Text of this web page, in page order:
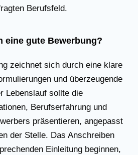
Berufsfeld.
eine gute Bewerbung?
zeichnet sich durch eine klare
und überzeugende
Lebenslauf sollte die
Berufserfahrung und
präsentieren, angepasst
der Stelle. Das Anschreiben
Einleitung beginnen,